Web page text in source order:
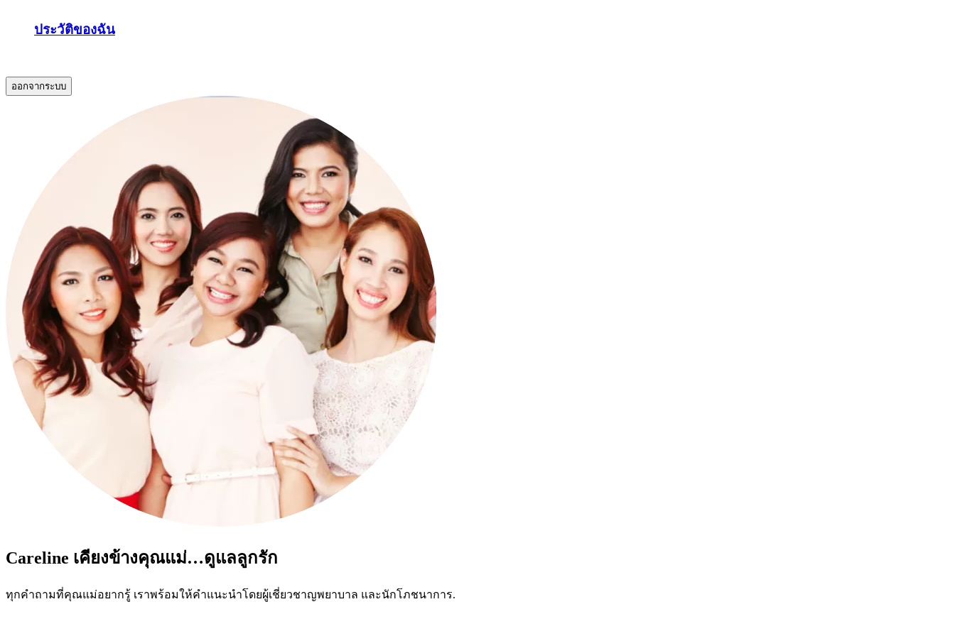
ประวัติของฉัน
ออกจากระบบ
Careline เคียงข้างคุณแม่…ดูแลลูกรัก
ทุกคำถามที่คุณแม่อยากรู้ เราพร้อมให้คำแนะนำโดยผู้เชี่ยวชาญพยาบาล และนักโภชนาการ.